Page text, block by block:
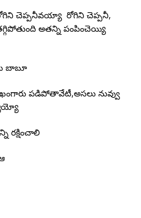
చెప్పనీవయ్యా రోగిని చెప్పనీ,
అతన్ని పంపించెయ్యి
బాబూ
పడిపోతావేటీ,అసలు నువ్వు
రక్షించాలి